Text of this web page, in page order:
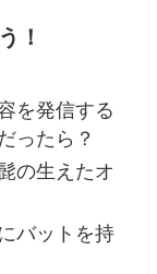
！
を発信する
ったら？
の生えたオ
バットを持